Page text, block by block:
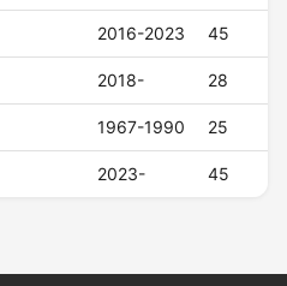
2016-2023 45
2018- 28
1967-1990 25
2023- 45